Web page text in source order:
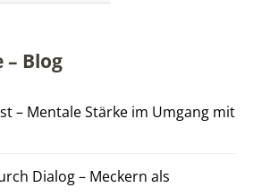
– Blog
– Mentale Stärke im Umgang mit
Dialog – Meckern als